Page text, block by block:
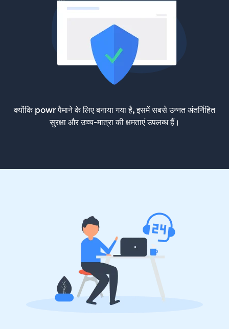
क्योंकि powr पैमाने के लिए बनाया गया है, इसमें सबसे उन्नत अंतर्निहित
सुरक्षा और उच्च-मात्रा की क्षमताएं उपलब्ध हैं।